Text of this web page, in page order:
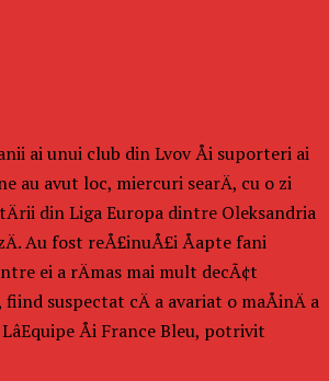
ai unui club din Lvov Åi suporteri ai
au avut loc, miercuri searÄ, cu o zi
din Liga Europa dintre Oleksandria
Au fost reÅ£inuÅ£i Åapte fani
ei a rÄmas mai mult decÃ¢t
suspectat cÄ a avariat o maÅinÄ a
Åi France Bleu, potrivit